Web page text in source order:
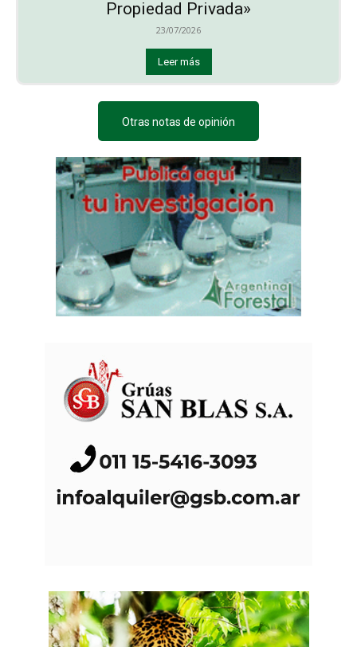
Propiedad Privada»
23/07/2026
Leer más
Otras notas de opinión